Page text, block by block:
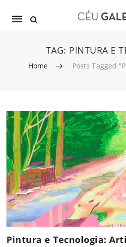
Mobile
TAG: PINTURA E
Home Posts Tagged
Skip to content
Pintura e Tecnologia: